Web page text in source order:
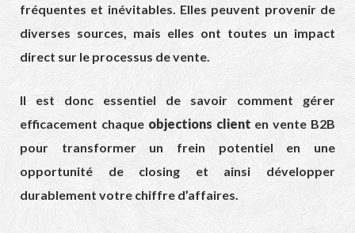
fréquentes et inévitables. Elles peuvent provenir de
diverses sources, mais elles ont toutes un impact
direct sur le processus de vente.
Il est donc essentiel de savoir comment gérer
efficacement chaque objections client en vente B2B
pour transformer un frein potentiel en une
opportunité de closing et ainsi développer
durablement votre chiffre d’affaires.